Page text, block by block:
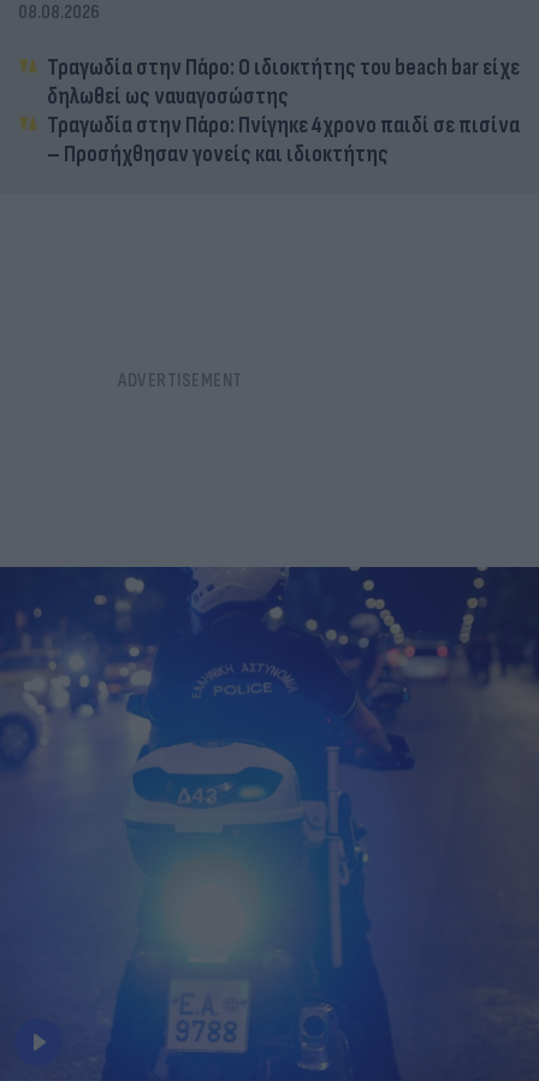
08.08.2026
Τραγωδία στην Πάρο: Ο ιδιοκτήτης του beach bar είχε
δηλωθεί ως ναυαγοσώστης
Τραγωδία στην Πάρο: Πνίγηκε 4χρονο παιδί σε πισίνα
– Προσήχθησαν γονείς και ιδιοκτήτης